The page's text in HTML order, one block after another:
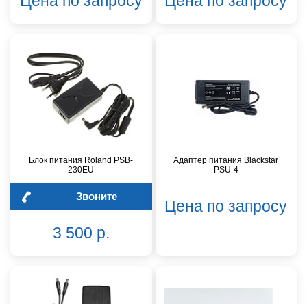
Блок питания Roland PSB-
230EU
Звоните
3 500 р.
Адаптер питания Blackstar
PSU-4
Цена по запросу